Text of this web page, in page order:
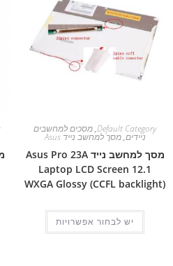
Default Category
,מסכים למחשבים
ניידים,מסך למחשב נייד Asus
מסך למחשב נייד Asus Pro 23A
Laptop LCD Screen 12.1
WXGA Glossy (CCFL backlight)
יש לבחור אפשרויות